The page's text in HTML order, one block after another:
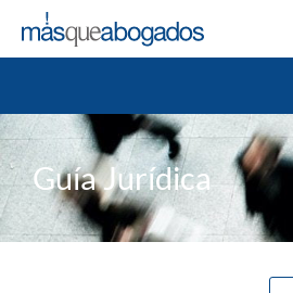
Guía Jurídica